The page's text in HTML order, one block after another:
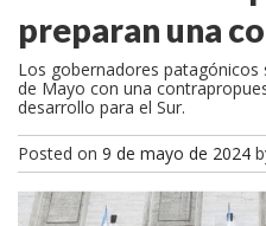
preparan una
Los gobernadores patagónicos
de Mayo con una
desarrollo para el Sur.
Posted on 9 de mayo de 2024